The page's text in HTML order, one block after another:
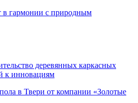
в гармонии с природным
деревянных каркасных
к инновациям
в Твери от компании «Золотые